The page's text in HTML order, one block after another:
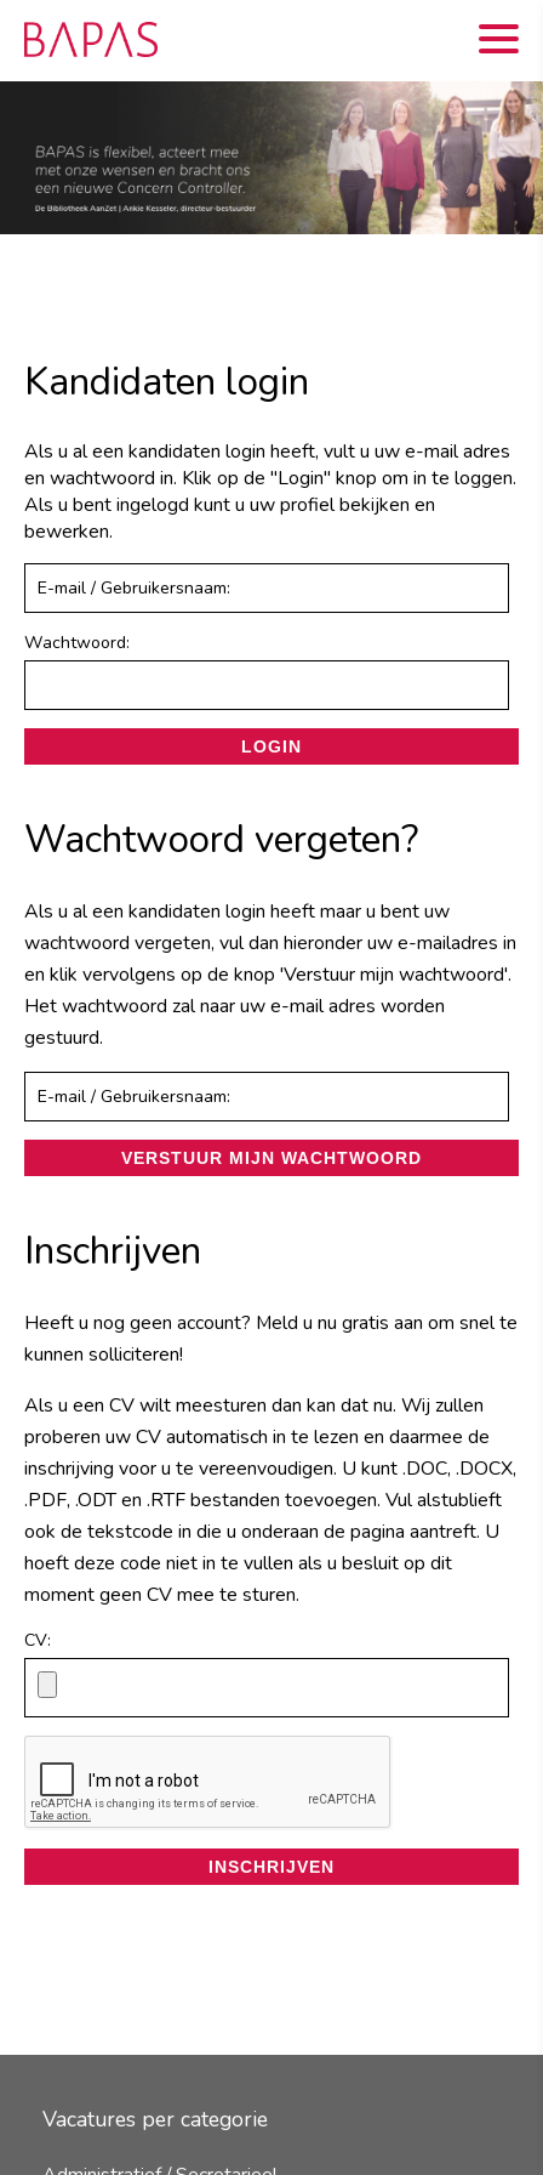
Kandidaten login
Als u al een kandidaten login heeft, vult u uw e-mail adres
en wachtwoord in. Klik op de "Login" knop om in te loggen.
Als u bent ingelogd kunt u uw profiel bekijken en
bewerken.
Wachtwoord:
Wachtwoord vergeten?
Als u al een kandidaten login heeft maar u bent uw
wachtwoord vergeten, vul dan hieronder uw e-mailadres in
en klik vervolgens op de knop 'Verstuur mijn wachtwoord'.
Het wachtwoord zal naar uw e-mail adres worden
gestuurd.
Inschrijven
Heeft u nog geen account? Meld u nu gratis aan om snel te
kunnen solliciteren!
Als u een CV wilt meesturen dan kan dat nu. Wij zullen
proberen uw CV automatisch in te lezen en daarmee de
inschrijving voor u te vereenvoudigen. U kunt .DOC, .DOCX,
.PDF, .ODT en .RTF bestanden toevoegen. Vul alstublieft
ook de tekstcode in die u onderaan de pagina aantreft. U
hoeft deze code niet in te vullen als u besluit op dit
moment geen CV mee te sturen.
CV:
Vacatures per categorie